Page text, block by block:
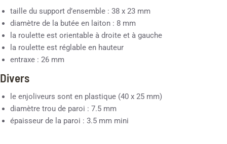
taille du support d’ensemble : 38 x 23 mm
diamètre de la butée en laiton : 8 mm
la roulette est orientable à droite et à gauche
la roulette est réglable en hauteur
entraxe : 26 mm
Divers
le enjoliveurs sont en plastique (40 x 25 mm)
diamètre trou de paroi : 7.5 mm
épaisseur de la paroi : 3.5 mm mini